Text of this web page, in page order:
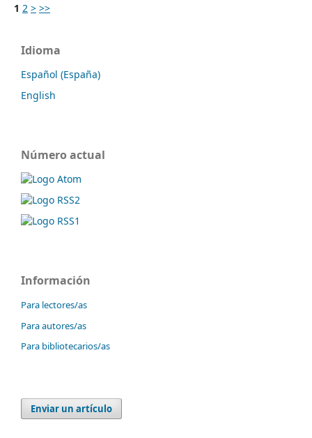
1 2 > >>
Idioma
Español (España)
English
Número actual
Información
Para lectores/as
Para autores/as
Para bibliotecarios/as
Enviar un artículo